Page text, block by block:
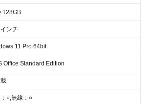
128GB
ンチ
11 Pro 64bit
Office Standard Edition
○,無線：○